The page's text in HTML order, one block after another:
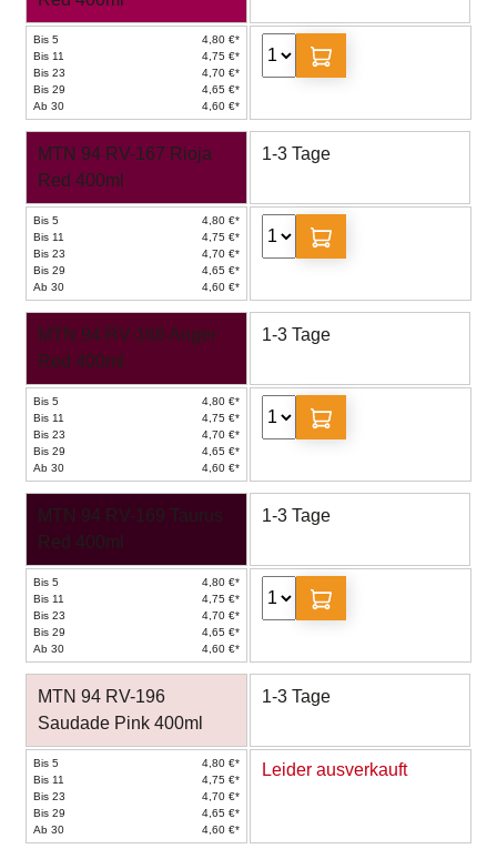
Bis 5
4,80 €*
Bis 11
4,75 €*
Bis 23
4,70 €*
Bis 29
4,65 €*
Ab 30
4,60 €*
MTN 94 RV-167 Rioja
Red 400ml
1-3 Tage
Bis 5
4,80 €*
Bis 11
4,75 €*
Bis 23
4,70 €*
Bis 29
4,65 €*
Ab 30
4,60 €*
MTN 94 RV-168 Anger
Red 400ml
1-3 Tage
Bis 5
4,80 €*
Bis 11
4,75 €*
Bis 23
4,70 €*
Bis 29
4,65 €*
Ab 30
4,60 €*
MTN 94 RV-169 Taurus
Red 400ml
1-3 Tage
Bis 5
4,80 €*
Bis 11
4,75 €*
Bis 23
4,70 €*
Bis 29
4,65 €*
Ab 30
4,60 €*
MTN 94 RV-196
Saudade Pink 400ml
1-3 Tage
Bis 5
4,80 €*
Bis 11
4,75 €*
Bis 23
4,70 €*
Bis 29
4,65 €*
Ab 30
4,60 €*
Leider ausverkauft